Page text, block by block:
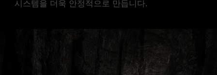
시스템을 더욱 안정적으로 만듭니다.